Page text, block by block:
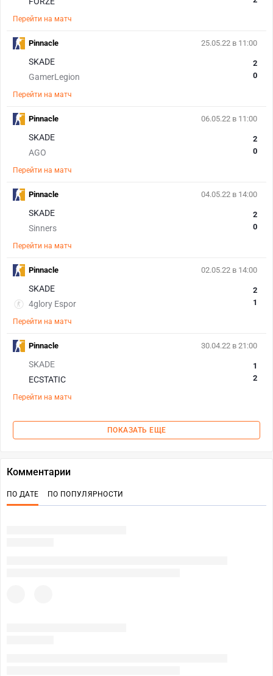
Перейти на матч
25.05.22 в 11:00
SKADE
GamerLegion
2
0
Перейти на матч
Pinnacle
06.05.22 в 11:00
SKADE
AGO
2
0
Перейти на матч
Pinnacle
04.05.22 в 14:00
SKADE
Sinners
2
0
Перейти на матч
Pinnacle
02.05.22 в 14:00
SKADE
4glory Espor
2
1
Перейти на матч
Pinnacle
30.04.22 в 21:00
SKADE
ECSTATIC
1
2
Перейти на матч
Pinnacle
ПОКАЗАТЬ ЕЩЕ
Комментарии
ПО ДАТЕ ПО ПОПУЛЯРНОСТИ